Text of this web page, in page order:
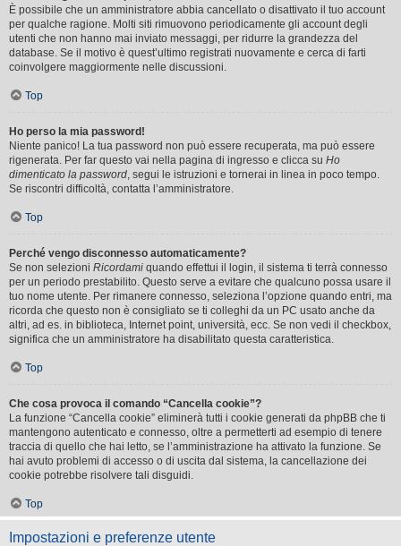
È possibile che un amministratore abbia cancellato o disattivato il tuo account
per qualche ragione. Molti siti rimuovono periodicamente gli account degli
utenti che non hanno mai inviato messaggi, per ridurre la grandezza del
database. Se il motivo è quest’ultimo registrati nuovamente e cerca di farti
coinvolgere maggiormente nelle discussioni.
Top
Ho perso la mia password!
Niente panico! La tua password non può essere recuperata, ma può essere
rigenerata. Per far questo vai nella pagina di ingresso e clicca su Ho
dimenticato la password, segui le istruzioni e tornerai in linea in poco tempo.
Se riscontri difficoltà, contatta l’amministratore.
Top
Perché vengo disconnesso automaticamente?
Se non selezioni Ricordami quando effettui il login, il sistema ti terrà connesso
per un periodo prestabilito. Questo serve a evitare che qualcuno possa usare il
tuo nome utente. Per rimanere connesso, seleziona l’opzione quando entri, ma
ricorda che questo non è consigliato se ti colleghi da un PC usato anche da
altri, ad es. in biblioteca, Internet point, università, ecc. Se non vedi il checkbox,
significa che un amministratore ha disabilitato questa caratteristica.
Top
Che cosa provoca il comando “Cancella cookie”?
La funzione “Cancella cookie” eliminerà tutti i cookie generati da phpBB che ti
mantengono autenticato e connesso, oltre a permetterti ad esempio di tenere
traccia di quello che hai letto, se l’amministrazione ha attivato la funzione. Se
hai avuto problemi di accesso o di uscita dal sistema, la cancellazione dei
cookie potrebbe risolvere tali disguidi.
Top
Impostazioni e preferenze utente